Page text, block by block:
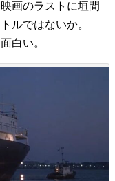
画のラストに垣間
ルではないか。
白い。